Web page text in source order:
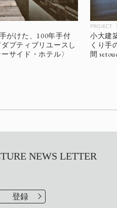
がけた、100年手付
プティブリユースし
サイド・ホテル〉
PROJECT
小大建
くり手
間
NEWS LETTER